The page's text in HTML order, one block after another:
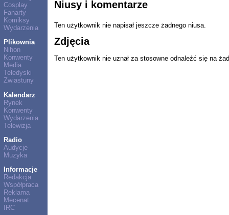
Cosplay
Fanarty
Komiksy
Wydarzenia
Plikownia
Nihon
Konwenty
Media
Teledyski
Zwiastuny
Kalendarz
Rynek
Konwenty
Wydarzenia
Telewizja
Radio
Audycje
Muzyka
Informacje
Redakcja
Współpraca
Reklama
Mecenat
IRC
Niusy i komentarze
Ten użytkownik nie napisał jeszcze żadnego niusa.
Zdjęcia
Ten użytkownik nie uznał za stosowne odnaleźć się na